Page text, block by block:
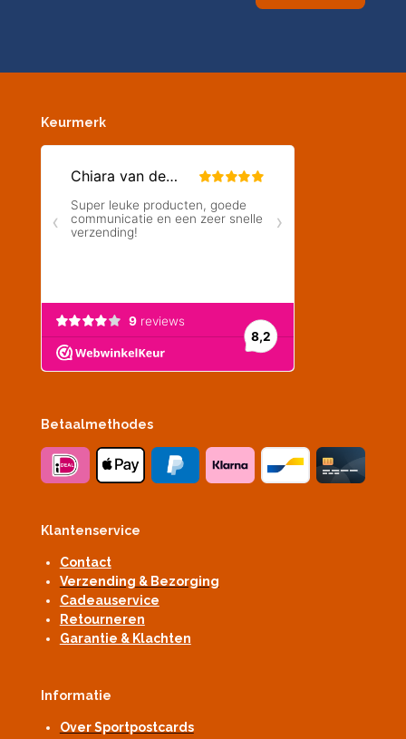
Keurmerk
Betaalmethodes
Klantenservice
Contact
Verzending & Bezorging
Cadeauservice
Retourneren
Garantie & Klachten
Informatie
Over Sportpostcards